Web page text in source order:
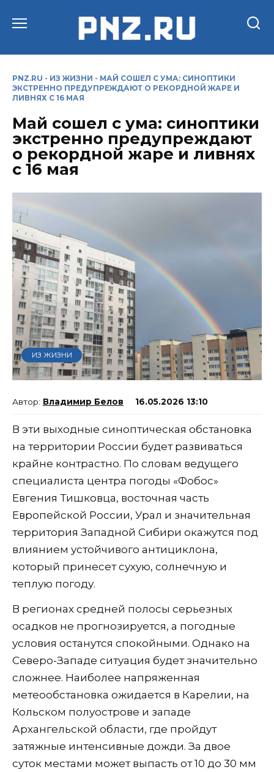
PNZ.RU - ИЗ ЖИЗНИ - МАЙ СОШЕЛ С УМА: СИНОПТИКИ
ЭКСТРЕННО ПРЕДУПРЕЖДАЮТ О РЕКОРДНОЙ ЖАРЕ И
ЛИВНЯХ С 16 МАЯ
Май сошел с ума: синоптики
экстренно предупреждают
о рекордной жаре и ливнях
с 16 мая
ИЗ ЖИЗНИ
Владимир Белов 16.05.2026 13:10
В эти выходные синоптическая обстановка
на территории России будет развиваться
крайне контрастно. По словам ведущего
специалиста центра погоды «Фобос»
Евгения Тишковца, восточная часть
Европейской России, Урал и значительная
территория Западной Сибири окажутся под
влиянием устойчивого антициклона,
который принесет сухую, солнечную и
теплую погоду.
В регионах средней полосы серьезных
осадков не прогнозируется, а погодные
условия останутся спокойными. Однако на
Северо-Западе ситуация будет значительно
сложнее. Наиболее напряженная
метеообстановка ожидается в Карелии, на
Кольском полуострове и западе
Архангельской области, где пройдут
затяжные интенсивные дожди. За двое
суток местами может выпасть от 10 до 30 мм